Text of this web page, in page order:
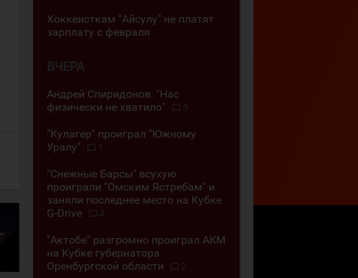
Хоккеисткам "Айсулу" не платят
зарплату с февраля
ВЧЕРА
Андрей Спиридонов: "Нас
физически не хватило"
5
"Кулагер" проиграл "Южному
Уралу"
1
"Снежные Барсы" всухую
проиграли "Омским Ястребам" и
заняли последнее место на Кубке
G-Drive
4
"Актобе" разгромно проиграл АКМ
на Кубке губернатора
Оренбургской области
2